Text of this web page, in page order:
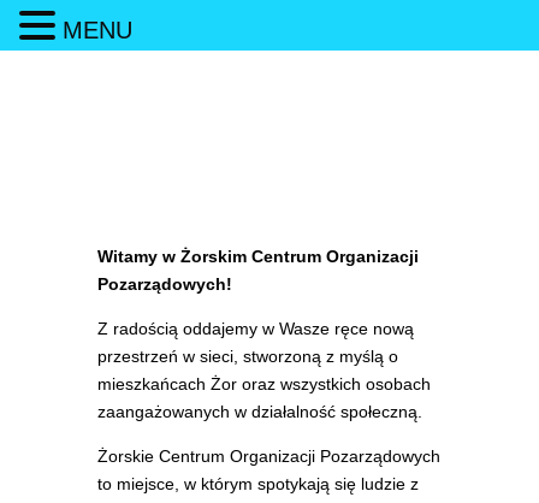
Witamy w Żorskim Centrum Organizacji
Pozarządowych!
Z radością oddajemy w Wasze ręce nową
przestrzeń w sieci, stworzoną z myślą o
mieszkańcach Żor oraz wszystkich osobach
zaangażowanych w działalność społeczną.
Żorskie Centrum Organizacji Pozarządowych
to miejsce, w którym spotykają się ludzie z
MENU